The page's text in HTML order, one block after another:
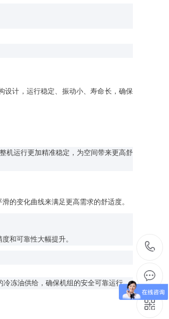
设计，运行稳定、振动小、寿命长，确保
机运行更加精准稳定，为空间带来更高舒
的变化曲线来满足更高需求的舒适度。
和可靠性大幅提升。
冻油供给，确保机组的安全可靠运行。